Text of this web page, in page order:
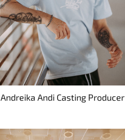
Andreika Andi Casting Producer